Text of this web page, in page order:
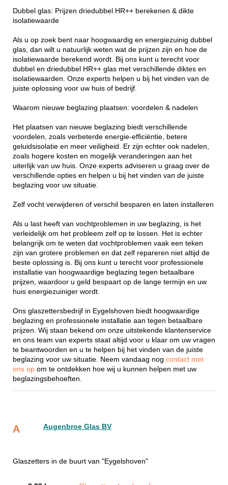
Dubbel glas: Prijzen driedubbel HR++ berekenen & dikte
isolatiewaarde
Als u op zoek bent naar hoogwaardig en energiezuinig dubbel
glas, dan wilt u natuurlijk weten wat de prijzen zijn en hoe de
isolatiewaarde berekend wordt. Bij ons kunt u terecht voor
dubbel en driedubbel HR++ glas met verschillende diktes en
isolatiewaarden. Onze experts helpen u bij het vinden van de
juiste oplossing voor uw huis of bedrijf.
Waarom nieuwe beglazing plaatsen: voordelen & nadelen
Het plaatsen van nieuwe beglazing biedt verschillende
voordelen, zoals verbeterde energie-efficiëntie, betere
geluidsisolatie en meer veiligheid. Er zijn echter ook nadelen,
zoals hogere kosten en mogelijk veranderingen aan het
uiterlijk van uw huis. Onze experts adviseren u graag over de
verschillende opties en helpen u bij het vinden van de juiste
beglazing voor uw situatie.
Zelf vocht verwijderen of verschil besparen en laten installeren
Als u last heeft van vochtproblemen in uw beglazing, is het
verleidelijk om het probleem zelf op te lossen. Het is echter
belangrijk om te weten dat vochtproblemen vaak een teken
zijn van grotere problemen en dat zelf repareren niet altijd de
beste oplossing is. Bij ons kunt u terecht voor professionele
installatie van hoogwaardige beglazing tegen betaalbare
prijzen, waardoor u geld bespaart op de lange termijn en uw
huis energiezuiniger wordt.
Ons glaszettersbedrijf in Eygelshoven biedt hoogwaardige
beglazing en professionele installatie aan tegen betaalbare
prijzen. Wij staan bekend om onze uitstekende klantenservice
en ons team van experts staat altijd voor u klaar om uw vragen
te beantwoorden en u te helpen bij het vinden van de juiste
beglazing voor uw situatie. Neem vandaag nog contact met
ons op om te ontdekken hoe wij u kunnen helpen met uw
beglazingsbehoeften.
A Augenbroe Glas BV
Glaszetters in de buurt van "Eygelshoven"